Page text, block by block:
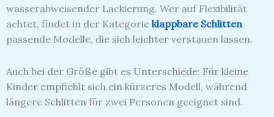
wasserabweisender Lackierung. Wer auf Flexibilität
achtet, findet in der Kategorie klappbare Schlitten
passende Modelle, die sich leichter verstauen lassen.
Auch bei der Größe gibt es Unterschiede: Für kleine
Kinder empfiehlt sich ein kürzeres Modell, während
längere Schlitten für zwei Personen geeignet sind.